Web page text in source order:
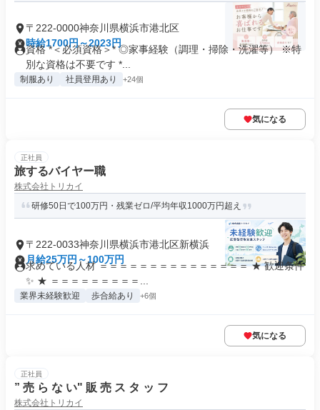
〒222-0000神奈川県横浜市港北区
時給1700円～2023円
資格 *＜必須資格＞* ◎家事経験（調理・掃除・洗濯等） ※特
別な資格は不要です *...
制服あり 社員登用あり +24個
気になる
正社員
旅するバイヤー職
株式会社トリカイ
研修50日で100万円・残業ゼロ/平均年収1000万円超え
〒222-0033神奈川県横浜市港北区新横浜
月給25万円～100万円
求めている人材 ＝＝＝＝＝＝＝＝＝＝＝＝＝＝＝ ★ 歓迎条件
✨ ★ ＝＝＝＝＝＝＝＝＝...
業界未経験歓迎 歩合給あり +6個
気になる
正社員
” 売 ら な い" 販 売 ス タ ッ フ
株式会社トリカイ